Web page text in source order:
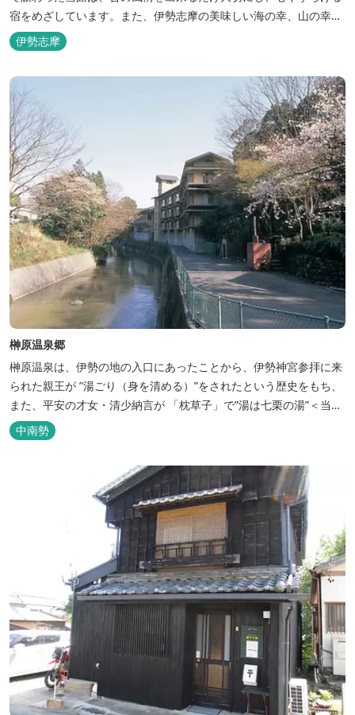
宿をめざしています。また、伊勢志摩の美味しい海の幸、山の幸を
低価格でお楽しみください。
伊勢志摩
榊原温泉郷
榊原温泉は、伊勢の地の入口にあったことから、伊勢神宮参拝に来
られた親王が ”湯ごり（身を清める）”をされたという歴史をもち、
また、平安の才女・清少納言が 「枕草子」で”湯は七栗の湯”＜当時
の呼び名＞と称えており、 出雲の神を温泉の守り神として祀ってい
ることもあって、恋の和歌も多く残っています。 このように、宮中
中南勢